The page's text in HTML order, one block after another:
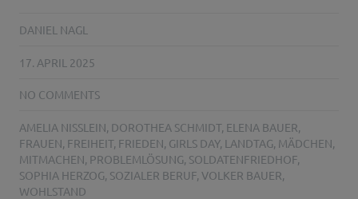
DANIEL NAGL
17. APRIL 2025
NO COMMENTS
AMELIA NISSLEIN, DOROTHEA SCHMIDT, ELENA BAUER,
FRAUEN, FREIHEIT, FRIEDEN, GIRLS DAY, LANDTAG, MÄDCHEN,
MITMACHEN, PROBLEMLÖSUNG, SOLDATENFRIEDHOF,
SOPHIA HERZOG, SOZIALER BERUF, VOLKER BAUER,
WOHLSTAND